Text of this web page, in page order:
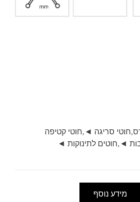
,חוטי סריגה ◄ ,חוטי קטיפה
◄
,חוטים לתינוקות ◄
מידע נוסף